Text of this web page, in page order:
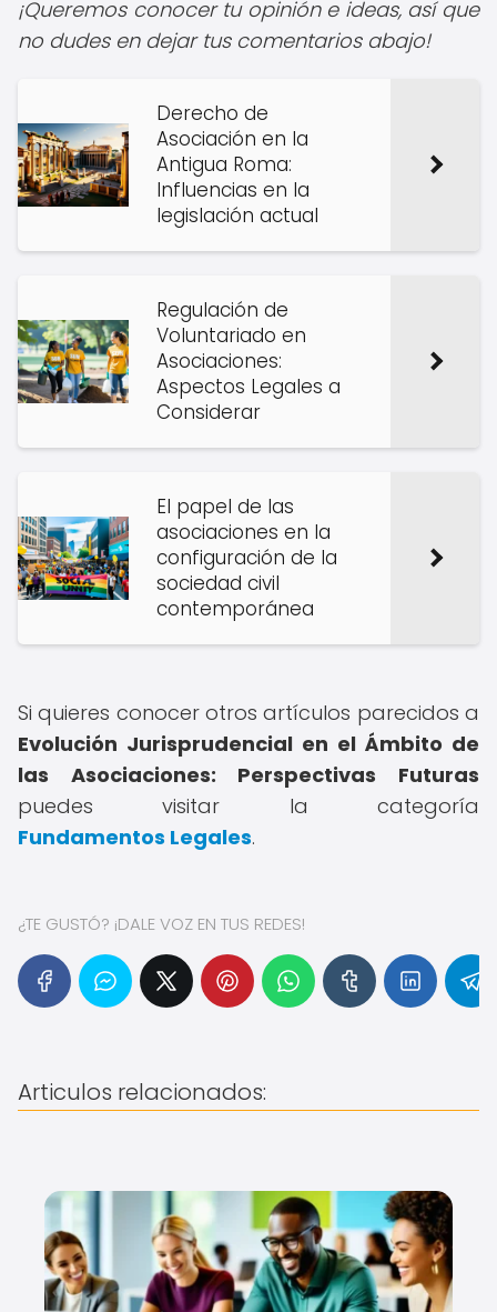
¡Queremos conocer tu opinión e ideas, así que
no dudes en dejar tus comentarios abajo!
Derecho de
Asociación en la
Antigua Roma:
Influencias en la
legislación actual
Regulación de
Voluntariado en
Asociaciones:
Aspectos Legales a
Considerar
El papel de las
asociaciones en la
configuración de la
sociedad civil
contemporánea
Si quieres conocer otros artículos parecidos a
Evolución Jurisprudencial en el Ámbito de
las Asociaciones: Perspectivas Futuras
puedes visitar la categoría
Fundamentos Legales.
¿TE GUSTÓ? ¡DALE VOZ EN TUS REDES!
Articulos relacionados: